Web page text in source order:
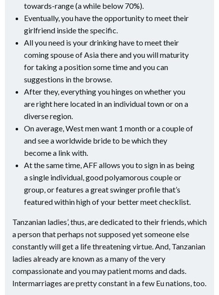
towards-range (a while below 70%).
Eventually, you have the opportunity to meet their
girlfriend inside the specific.
All you need is your drinking have to meet their
coming spouse of Asia there and you will maturity
for taking a position some time and you can
suggestions in the browse.
After they, everything you hinges on whether you
are right here located in an individual town or on a
diverse region.
On average, West men want 1 month or a couple of
and see a worldwide bride to be which they
become a link with.
At the same time, AFF allows you to sign in as being
a single individual, good polyamorous couple or
group, or features a great swinger profile that’s
featured within high of your better meet checklist.
Tanzanian ladies’, thus, are dedicated to their friends, which
a person that perhaps not supposed yet someone else
constantly will get a life threatening virtue. And, Tanzanian
ladies already are known as a many of the very
compassionate and you may patient moms and dads.
Intermarriages are pretty constant in a few Eu nations, too.